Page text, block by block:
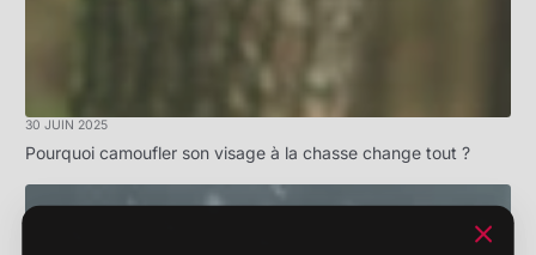
30 JUIN 2025
Pourquoi camoufler son visage à la chasse change tout ?